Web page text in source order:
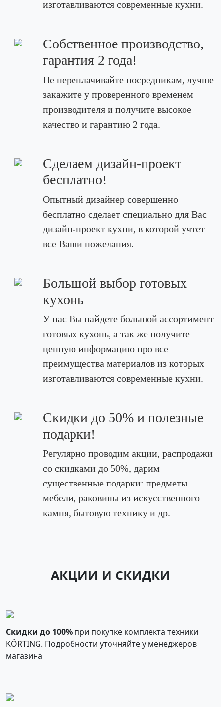
изготавливаются современные кухни.
Собственное производство,
гарантия 2 года!
Не переплачивайте посредникам, лучше
закажите у проверенного временем
производителя и получите высокое
качество и гарантию 2 года.
Сделаем дизайн-проект
бесплатно!
Опытный дизайнер совершенно
бесплатно сделает специально для Вас
дизайн-проект кухни, в которой учтет
все Ваши пожелания.
Большой выбор готовых
кухонь
У нас Вы найдете большой ассортимент
готовых кухонь, а так же получите
ценную информацию про все
преимущества материалов из которых
изготавливаются современные кухни.
Скидки до 50% и полезные
подарки!
Регулярно проводим акции, распродажи
со скидками до 50%, дарим
существенные подарки: предметы
мебели, раковины из искусственного
камня, бытовую технику и др.
АКЦИИ И СКИДКИ
Скидки до 100% при покупке комплекта техники
KÖRTING. Подробности уточняйте у менеджеров
магазина